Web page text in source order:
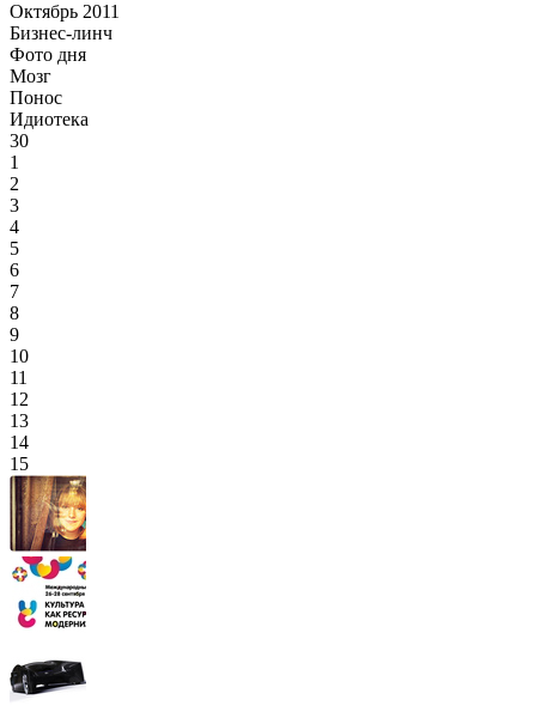
Октябрь 2011
Бизнес-линч
Фото дня
Мозг
Понос
Идиотека
30
1
2
3
4
5
6
7
8
9
10
11
12
13
14
15